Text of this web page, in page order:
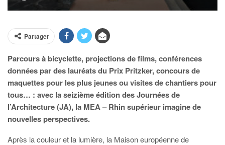
Partager
Parcours à bicyclette, projections de films, conférences
données par des lauréats du Prix Pritzker, concours de
maquettes pour les plus jeunes ou visites de chantiers pour
tous… : avec la seizième édition des Journées de
l’Architecture (JA), la MEA – Rhin supérieur imagine de
nouvelles perspectives.
Après la couleur et la lumière, la Maison européenne de